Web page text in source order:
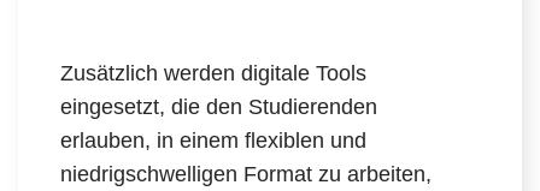
Zusätzlich werden digitale Tools
eingesetzt, die den Studierenden
erlauben, in einem flexiblen und
niedrigschwelligen Format zu arbeiten,